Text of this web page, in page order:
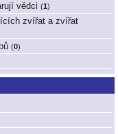
vědci (1)
zvířat a zvířat
(0)